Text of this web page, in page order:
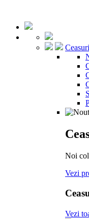
Ceasuri
Noi
Vezi
Vezi